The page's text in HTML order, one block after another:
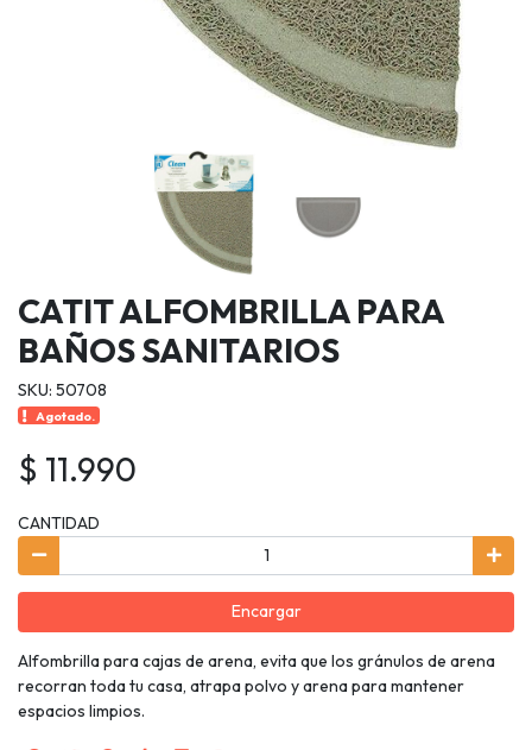
CATIT ALFOMBRILLA PARA
BAÑOS SANITARIOS
SKU: 50708
Agotado.
$ 11.990
CANTIDAD
Encargar
Alfombrilla para cajas de arena, evita que los gránulos de arena
recorran toda tu casa, atrapa polvo y arena para mantener
espacios limpios.